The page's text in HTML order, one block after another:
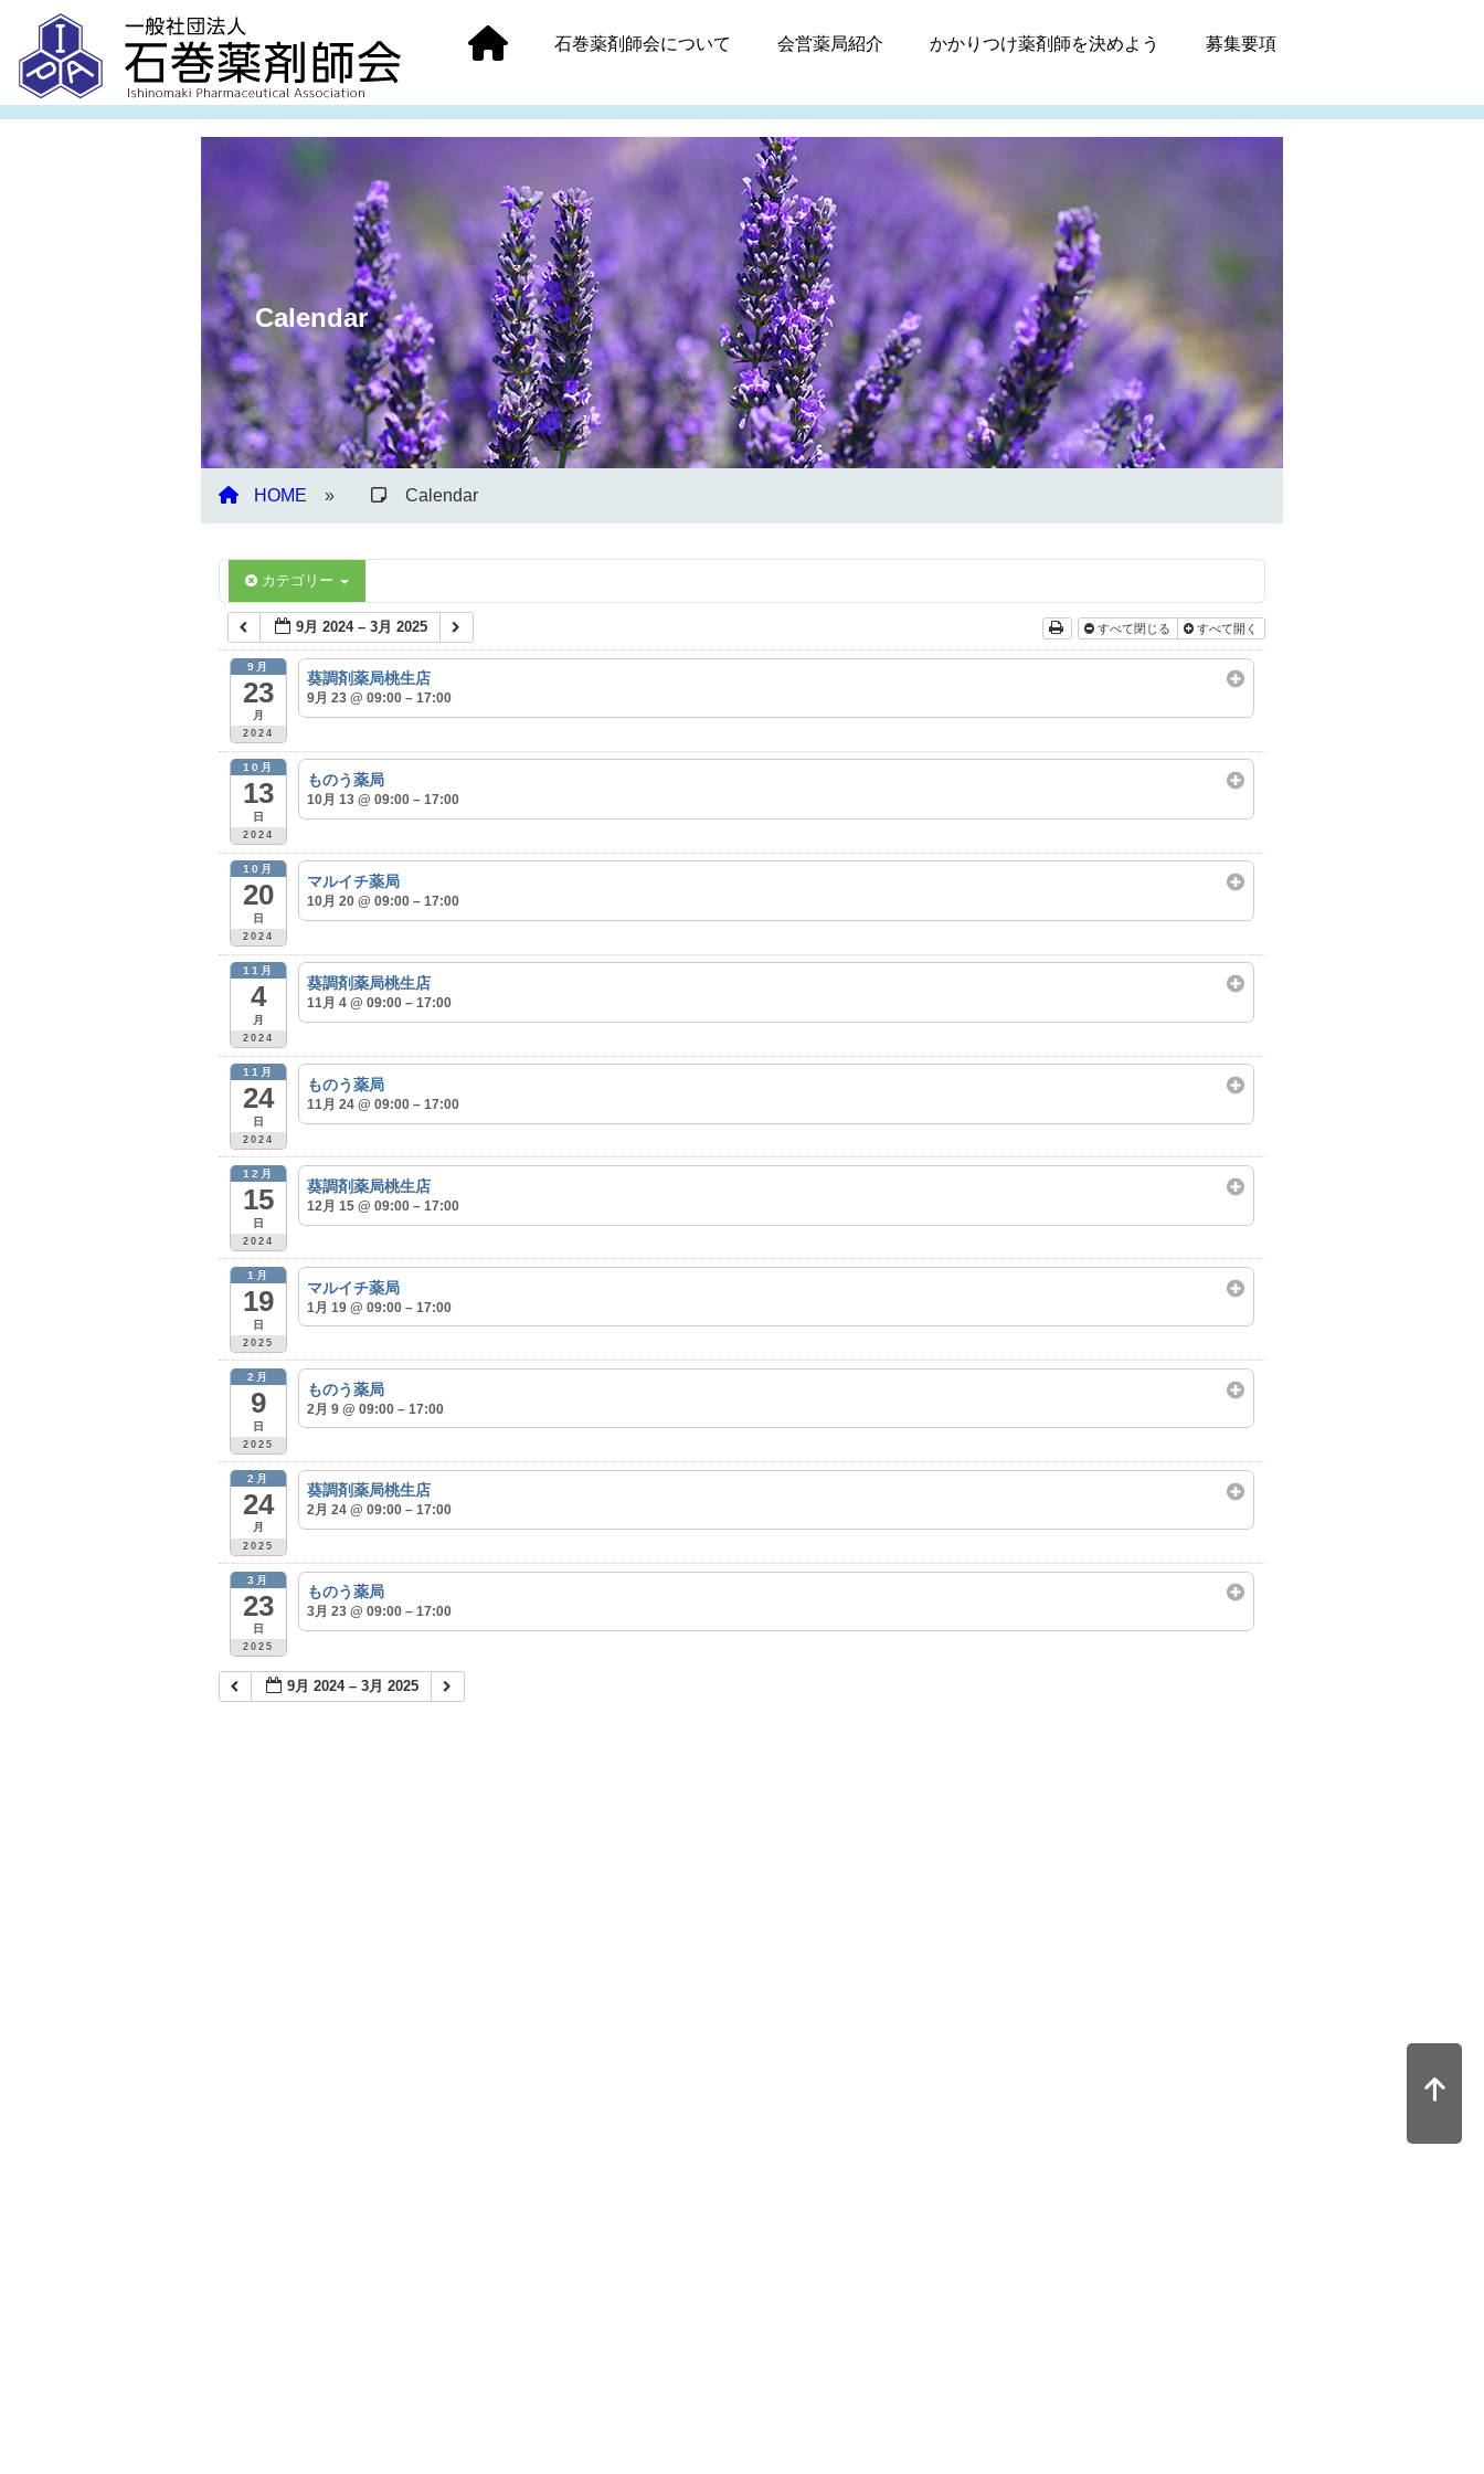
石巻薬剤師会について 会営薬局紹介 かかりつけ薬剤師を決めよう 募集要項
Calendar
HOME Calendar
カテゴリー
9月 2024 – 3月 2025 すべて閉じる すべて開く
9月
23
月
2024
葵調剤薬局桃生店
9月 23 @ 09:00 – 17:00
10月
13
日
2024
ものう薬局
10月 13 @ 09:00 – 17:00
10月
20
日
2024
マルイチ薬局
10月 20 @ 09:00 – 17:00
11月
4
月
2024
葵調剤薬局桃生店
11月 4 @ 09:00 – 17:00
11月
24
日
2024
ものう薬局
11月 24 @ 09:00 – 17:00
12月
15
日
2024
葵調剤薬局桃生店
12月 15 @ 09:00 – 17:00
1月
19
日
2025
マルイチ薬局
1月 19 @ 09:00 – 17:00
2月
9
日
2025
ものう薬局
2月 9 @ 09:00 – 17:00
2月
24
月
2025
葵調剤薬局桃生店
2月 24 @ 09:00 – 17:00
3月
23
日
2025
ものう薬局
3月 23 @ 09:00 – 17:00
9月 2024 – 3月 2025